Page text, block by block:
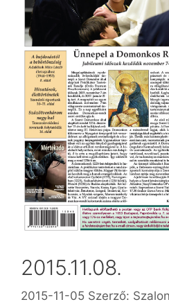
2015.11.08.
2015-11-05 Szerző: